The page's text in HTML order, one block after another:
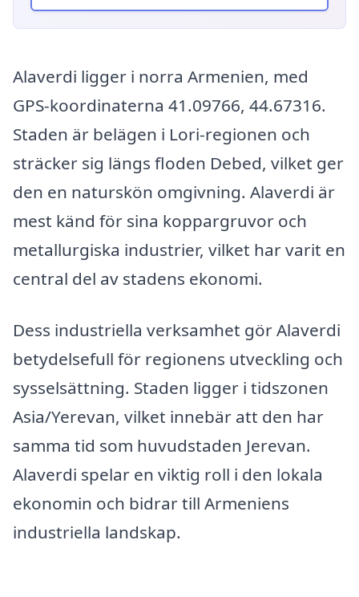
Alaverdi ligger i norra Armenien, med
GPS-koordinaterna 41.09766, 44.67316.
Staden är belägen i Lori-regionen och
sträcker sig längs floden Debed, vilket ger
den en naturskön omgivning. Alaverdi är
mest känd för sina koppargruvor och
metallurgiska industrier, vilket har varit en
central del av stadens ekonomi.
Dess industriella verksamhet gör Alaverdi
betydelsefull för regionens utveckling och
sysselsättning. Staden ligger i tidszonen
Asia/Yerevan, vilket innebär att den har
samma tid som huvudstaden Jerevan.
Alaverdi spelar en viktig roll i den lokala
ekonomin och bidrar till Armeniens
industriella landskap.